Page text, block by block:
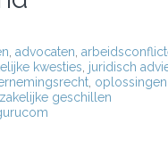
advocaten
kwesties juridisch
zakelijke geschillen